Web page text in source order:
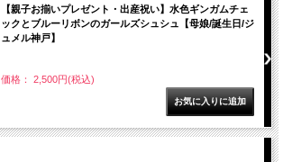
【親子お揃いプレゼント・出産祝い】水色ギンガムチェ
ックとブルーリボンのガールズシュシュ【母娘/誕生日/ジ
ュメル神戸】
価格： 2,500円(税込)